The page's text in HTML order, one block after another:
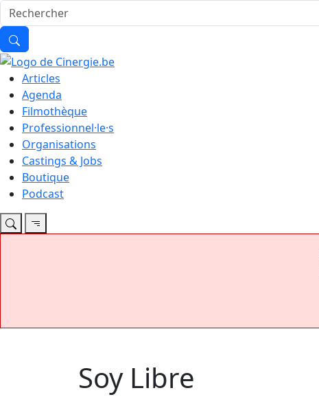
Articles
Agenda
Filmothèque
Professionnel·le·s
Organisations
Castings & Jobs
Boutique
Podcast
Soy Libre